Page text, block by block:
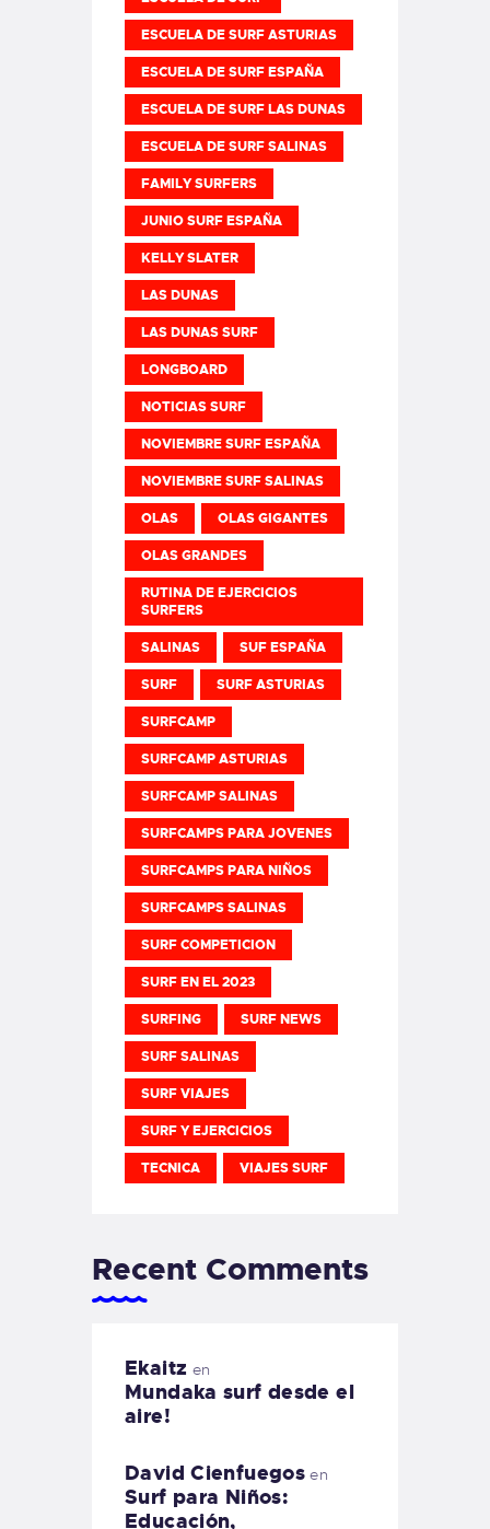
ESCUELA DE SURF ASTURIAS
ESCUELA DE SURF ESPAÑA
ESCUELA DE SURF LAS DUNAS
ESCUELA DE SURF SALINAS
FAMILY SURFERS
JUNIO SURF ESPAÑA
KELLY SLATER
LAS DUNAS
LAS DUNAS SURF
LONGBOARD
NOTICIAS SURF
NOVIEMBRE SURF ESPAÑA
NOVIEMBRE SURF SALINAS
OLAS OLAS GIGANTES
OLAS GRANDES
RUTINA DE EJERCICIOS
SURFERS
SALINAS SUF ESPAÑA
SURF SURF ASTURIAS
SURFCAMP
SURFCAMP ASTURIAS
SURFCAMP SALINAS
SURFCAMPS PARA JOVENES
SURFCAMPS PARA NIÑOS
SURFCAMPS SALINAS
SURF COMPETICION
SURF EN EL 2023
SURFING SURF NEWS
SURF SALINAS
SURF VIAJES
SURF Y EJERCICIOS
TECNICA VIAJES SURF
Recent Comments
Ekaitz en
Mundaka surf desde el
aire!
David Cienfuegos en
Surf para Niños:
Educación,